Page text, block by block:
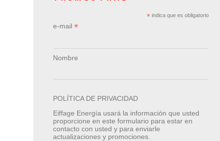
*indica que es obligatorio
e-mail *
Nombre
POLÍTICA DE PRIVACIDAD
Eiffage Energía usará la información que usted
proporcione en este formulario para estar en
contacto con usted y para enviarle
actualizaciones y promociones.